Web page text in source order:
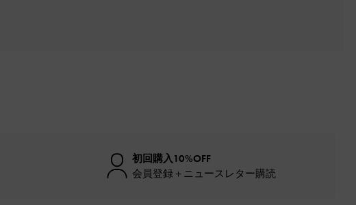
初回購入10%OFF
会員登録＋ニュースレター購読